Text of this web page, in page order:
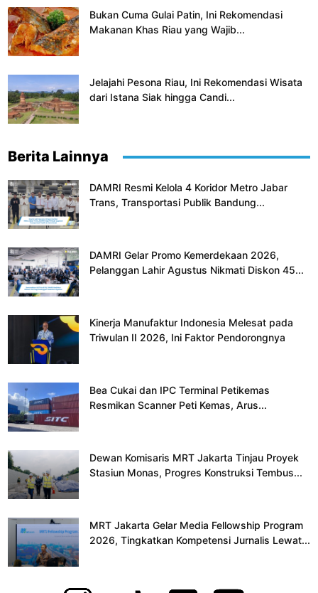
Bukan Cuma Gulai Patin, Ini Rekomendasi
Makanan Khas Riau yang Wajib...
Jelajahi Pesona Riau, Ini Rekomendasi Wisata
dari Istana Siak hingga Candi...
Berita Lainnya
DAMRI Resmi Kelola 4 Koridor Metro Jabar
Trans, Transportasi Publik Bandung...
DAMRI Gelar Promo Kemerdekaan 2026,
Pelanggan Lahir Agustus Nikmati Diskon 45...
Kinerja Manufaktur Indonesia Melesat pada
Triwulan II 2026, Ini Faktor Pendorongnya
Bea Cukai dan IPC Terminal Petikemas
Resmikan Scanner Peti Kemas, Arus...
Dewan Komisaris MRT Jakarta Tinjau Proyek
Stasiun Monas, Progres Konstruksi Tembus...
MRT Jakarta Gelar Media Fellowship Program
2026, Tingkatkan Kompetensi Jurnalis Lewat...